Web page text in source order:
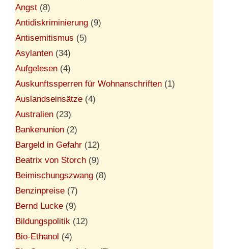
Angst (8)
Antidiskriminierung (9)
Antisemitismus (5)
Asylanten (34)
Aufgelesen (4)
Auskunftssperren für Wohnanschriften (1)
Auslandseinsätze (4)
Australien (23)
Bankenunion (2)
Bargeld in Gefahr (12)
Beatrix von Storch (9)
Beimischungszwang (8)
Benzinpreise (7)
Bernd Lucke (9)
Bildungspolitik (12)
Bio-Ethanol (4)